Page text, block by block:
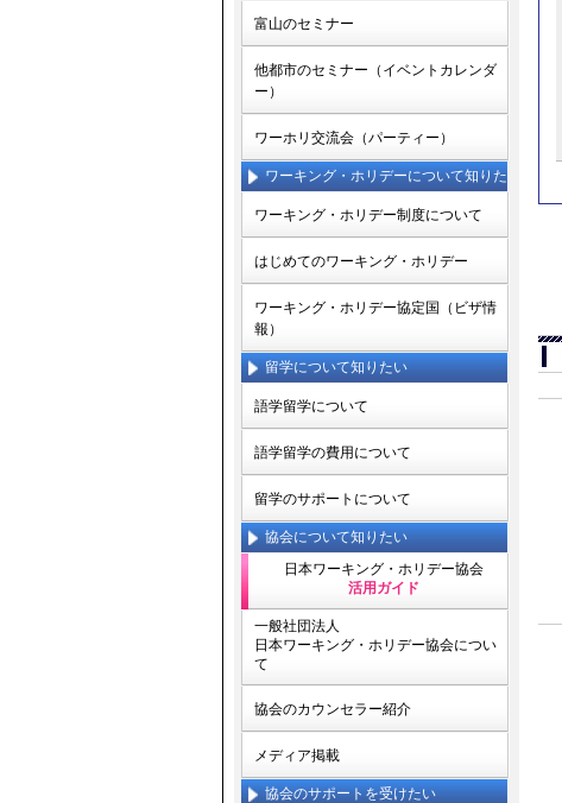
富山のセミナー
他都市のセミナー（イベントカレンダ
ー）
ワーホリ交流会（パーティー）
ワーキング・ホリデーについて知りた
ワーキング・ホリデー制度について
はじめてのワーキング・ホリデー
ワーキング・ホリデー協定国（ビザ情
報）
留学について知りたい
語学留学について
語学留学の費用について
留学のサポートについて
協会について知りたい
日本ワーキング・ホリデー協会
活用ガイド
一般社団法人
日本ワーキング・ホリデー協会につい
て
協会のカウンセラー紹介
メディア掲載
協会のサポートを受けたい